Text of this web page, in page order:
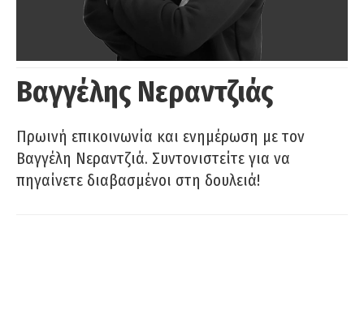
Βαγγέλης Νεραντζιάς
Πρωινή επικοινωνία και ενημέρωση με τον
Βαγγέλη Νεραντζιά. Συντονιστείτε για να
πηγαίνετε διαβασμένοι στη δουλειά!